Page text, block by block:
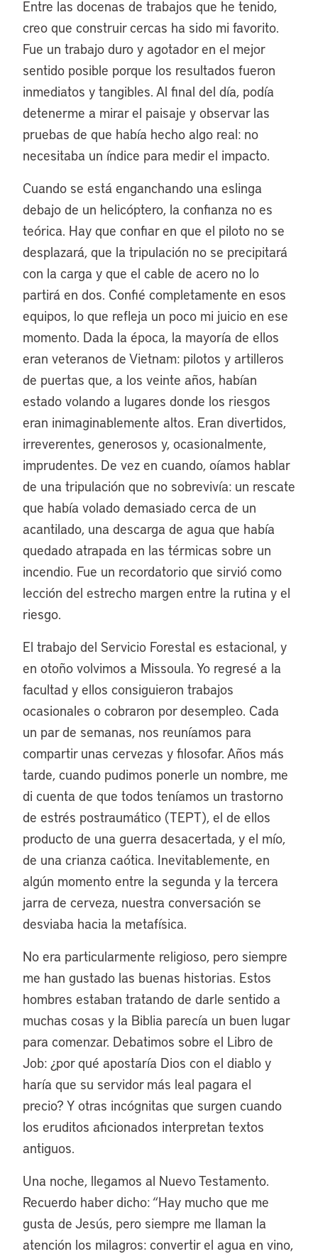
Entre las docenas de trabajos que he tenido,
creo que construir cercas ha sido mi favorito.
Fue un trabajo duro y agotador en el mejor
sentido posible porque los resultados fueron
inmediatos y tangibles. Al final del día, podía
detenerme a mirar el paisaje y observar las
pruebas de que había hecho algo real: no
necesitaba un índice para medir el impacto.
Cuando se está enganchando una eslinga
debajo de un helicóptero, la confianza no es
teórica. Hay que confiar en que el piloto no se
desplazará, que la tripulación no se precipitará
con la carga y que el cable de acero no lo
partirá en dos. Confié completamente en esos
equipos, lo que refleja un poco mi juicio en ese
momento. Dada la época, la mayoría de ellos
eran veteranos de Vietnam: pilotos y artilleros
de puertas que, a los veinte años, habían
estado volando a lugares donde los riesgos
eran inimaginablemente altos. Eran divertidos,
irreverentes, generosos y, ocasionalmente,
imprudentes. De vez en cuando, oíamos hablar
de una tripulación que no sobrevivía: un rescate
que había volado demasiado cerca de un
acantilado, una descarga de agua que había
quedado atrapada en las térmicas sobre un
incendio. Fue un recordatorio que sirvió como
lección del estrecho margen entre la rutina y el
riesgo.
El trabajo del Servicio Forestal es estacional, y
en otoño volvimos a Missoula. Yo regresé a la
facultad y ellos consiguieron trabajos
ocasionales o cobraron por desempleo. Cada
un par de semanas, nos reuníamos para
compartir unas cervezas y filosofar. Años más
tarde, cuando pudimos ponerle un nombre, me
di cuenta de que todos teníamos un trastorno
de estrés postraumático (TEPT), el de ellos
producto de una guerra desacertada, y el mío,
de una crianza caótica. Inevitablemente, en
algún momento entre la segunda y la tercera
jarra de cerveza, nuestra conversación se
desviaba hacia la metafísica.
No era particularmente religioso, pero siempre
me han gustado las buenas historias. Estos
hombres estaban tratando de darle sentido a
muchas cosas y la Biblia parecía un buen lugar
para comenzar. Debatimos sobre el Libro de
Job: ¿por qué apostaría Dios con el diablo y
haría que su servidor más leal pagara el
precio? Y otras incógnitas que surgen cuando
los eruditos aficionados interpretan textos
antiguos.
Una noche, llegamos al Nuevo Testamento.
Recuerdo haber dicho: “Hay mucho que me
gusta de Jesús, pero siempre me llaman la
atención los milagros: convertir el agua en vino,